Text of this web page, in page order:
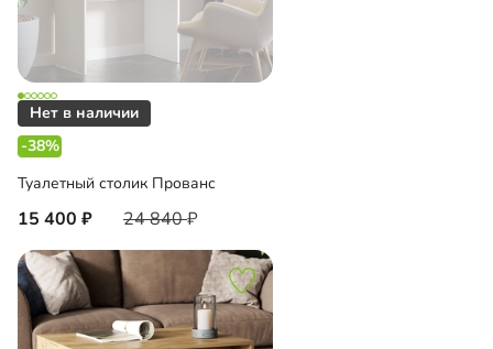
-38%
Туалетный столик Прованс
15 400 24 840